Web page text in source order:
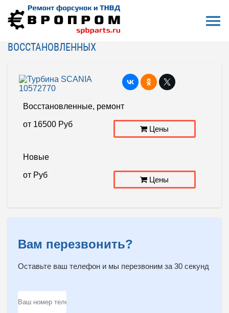
На главную Турбина SCANIA 10572770
ТУРБИНА SCANIA 10572770 - ЦЕНЫ РЕМОНТА И
ВОССТАНОВЛЕННЫХ
Восстановленные, ремонт
от 16500 Руб
Цены
Новые
от Руб
Цены
Вам перезвонить?
Оставьте ваш телефон и мы перезвоним за 30 секунд